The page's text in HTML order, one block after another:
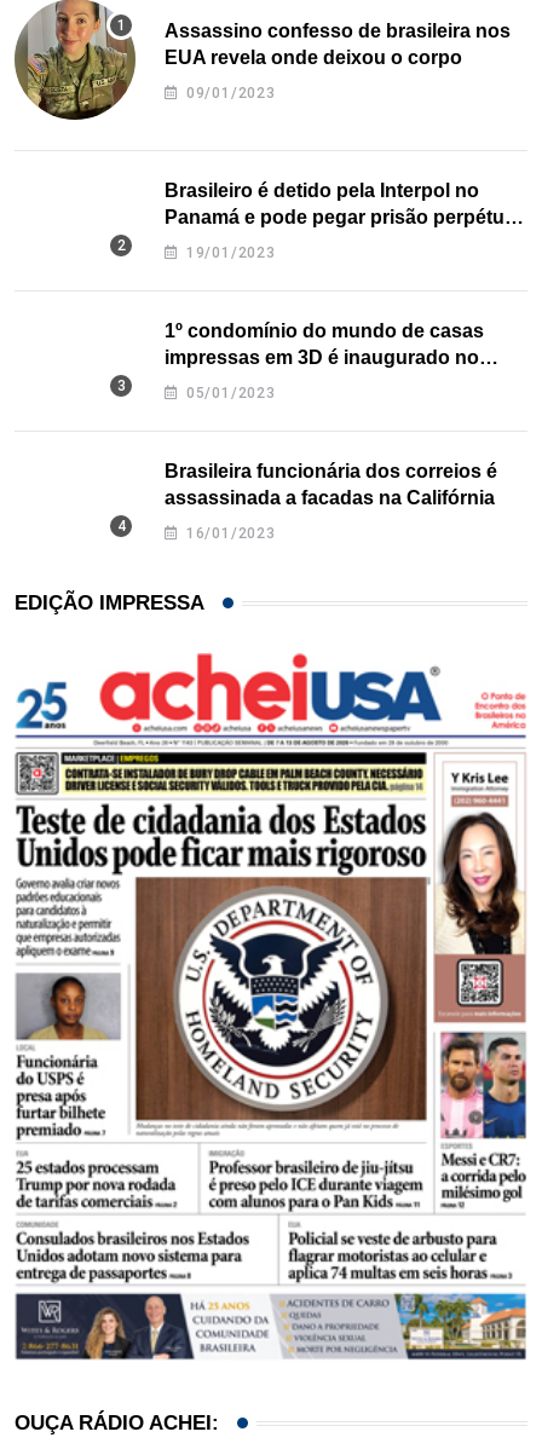
Assassino confesso de brasileira nos
EUA revela onde deixou o corpo
09/01/2023
Brasileiro é detido pela Interpol no
Panamá e pode pegar prisão perpétua
nos EUA
19/01/2023
1º condomínio do mundo de casas
impressas em 3D é inaugurado no
Texas
05/01/2023
Brasileira funcionária dos correios é
assassinada a facadas na Califórnia
16/01/2023
EDIÇÃO IMPRESSA
OUÇA RÁDIO ACHEI: